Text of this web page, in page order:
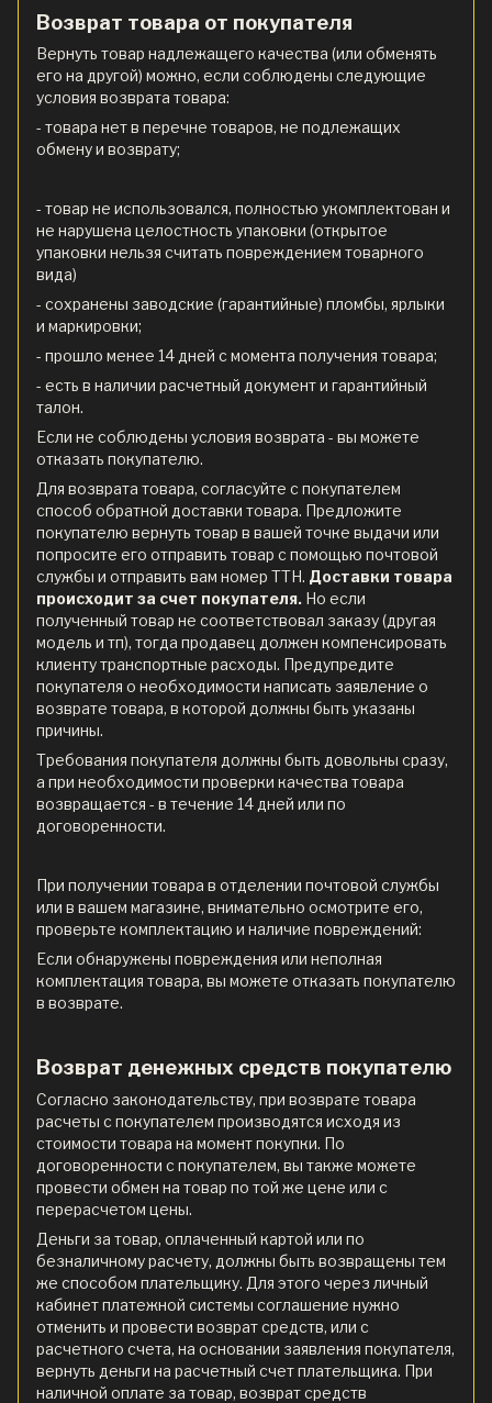
Возврат товара от покупателя
Вернуть товар надлежащего качества (или обменять
его на другой) можно, если соблюдены следующие
условия возврата товара:
- товара нет в перечне товаров, не подлежащих
обмену и возврату;
- товар не использовался, полностью укомплектован и
не нарушена целостность упаковки (открытое
упаковки нельзя считать повреждением товарного
вида)
- сохранены заводские (гарантийные) пломбы, ярлыки
и маркировки;
- прошло менее 14 дней с момента получения товара;
- есть в наличии расчетный документ и гарантийный
талон.
Если не соблюдены условия возврата - вы можете
отказать покупателю.
Для возврата товара, согласуйте с покупателем
способ обратной доставки товара. Предложите
покупателю вернуть товар в вашей точке выдачи или
попросите его отправить товар с помощью почтовой
службы и отправить вам номер ТТН. Доставки товара
происходит за счет покупателя. Но если
полученный товар не соответствовал заказу (другая
модель и тп), тогда продавец должен компенсировать
клиенту транспортные расходы. Предупредите
покупателя о необходимости написать заявление о
возврате товара, в которой должны быть указаны
причины.
Требования покупателя должны быть довольны сразу,
а при необходимости проверки качества товара
возвращается - в течение 14 дней или по
договоренности.
При получении товара в отделении почтовой службы
или в вашем магазине, внимательно осмотрите его,
проверьте комплектацию и наличие повреждений:
Если обнаружены повреждения или неполная
комплектация товара, вы можете отказать покупателю
в возврате.
Возврат денежных средств покупателю
Согласно законодательству, при возврате товара
расчеты с покупателем производятся исходя из
стоимости товара на момент покупки. По
договоренности с покупателем, вы также можете
провести обмен на товар по той же цене или с
перерасчетом цены.
Деньги за товар, оплаченный картой или по
безналичному расчету, должны быть возвращены тем
же способом плательщику. Для этого через личный
кабинет платежной системы соглашение нужно
отменить и провести возврат средств, или с
расчетного счета, на основании заявления покупателя,
вернуть деньги на расчетный счет плательщика. При
наличной оплате за товар, возврат средств